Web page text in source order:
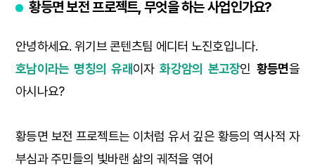
황등면 보전 프로젝트, 무엇을 하는 사업인가요?
안녕하세요. 위기브 콘텐츠팀 에디터 노진호입니다.
호남이라는 명칭의 유래이자화강암의 본고장인 황등면을
아시나요?
황등면 보전 프로젝트는 이처럼 유서 깊은 황등의 역사적 자
부심과 주민들의 빛바랜 삶의 궤적을 엮어